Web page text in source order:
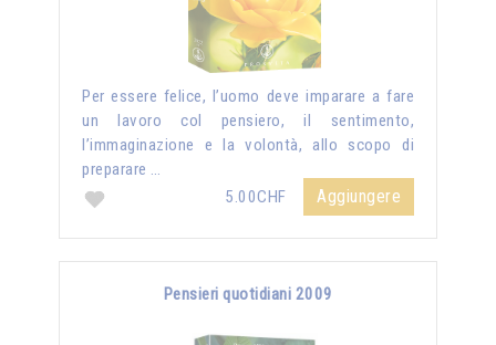
Per essere felice, l’uomo deve imparare a fare
un lavoro col pensiero, il sentimento,
l’immaginazione e la volontà, allo scopo di
preparare …
5.00CHF
Aggiungere
Pensieri quotidiani 2009